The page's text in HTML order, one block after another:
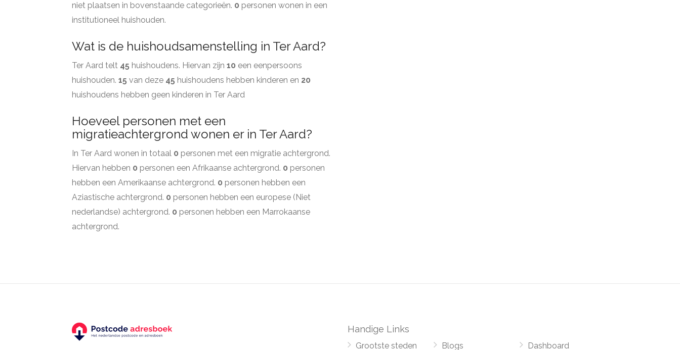
niet plaatsen in bovenstaande categorieën. 0 personen wonen in een
institutioneel huishouden.
Wat is de huishoudsamenstelling in Ter Aard?
Ter Aard telt 45 huishoudens. Hiervan zijn 10 een eenpersoons
huishouden. 15 van deze 45 huishoudens hebben kinderen en 20
huishoudens hebben geen kinderen in Ter Aard
Hoeveel personen met een
migratieachtergrond wonen er in Ter Aard?
In Ter Aard wonen in totaal 0 personen met een migratie achtergrond.
Hiervan hebben 0 personen een Afrikaanse achtergrond. 0 personen
hebben een Amerikaanse achtergrond. 0 personen hebben een
Aziastische achtergrond. 0 personen hebben een europese (Niet
nederlandse) achtergrond. 0 personen hebben een Marrokaanse
achtergrond.
Handige Links
Grootste steden Blogs Dashboard